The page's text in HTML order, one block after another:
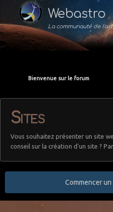
Webastro
La communauté de
Bienvenue sur le forum
Sites
Vous souhaitez présenter un site
conseil sur la création d'un site ? Par
Commencer